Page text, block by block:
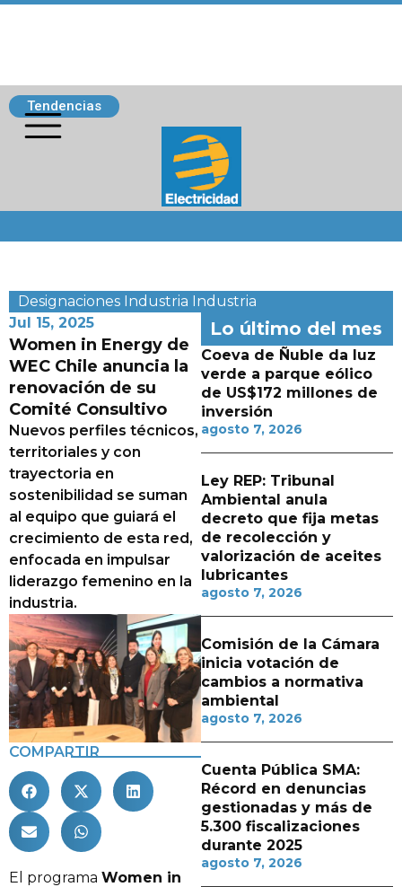
Tendencias
Designaciones Industria Industria
Jul 15, 2025
Women in Energy de
WEC Chile anuncia la
renovación de su
Comité Consultivo
Nuevos perfiles técnicos,
territoriales y con
trayectoria en
sostenibilidad se suman
al equipo que guiará el
crecimiento de esta red,
enfocada en impulsar
liderazgo femenino en la
industria.
COMPARTIR
El programa Women in
Lo último del mes
Coeva de Ñuble da luz
verde a parque eólico
de US$172 millones de
inversión
agosto 7, 2026
Ley REP: Tribunal
Ambiental anula
decreto que fija metas
de recolección y
valorización de aceites
lubricantes
agosto 7, 2026
Comisión de la Cámara
inicia votación de
cambios a normativa
ambiental
agosto 7, 2026
Cuenta Pública SMA:
Récord en denuncias
gestionadas y más de
5.300 fiscalizaciones
durante 2025
agosto 7, 2026